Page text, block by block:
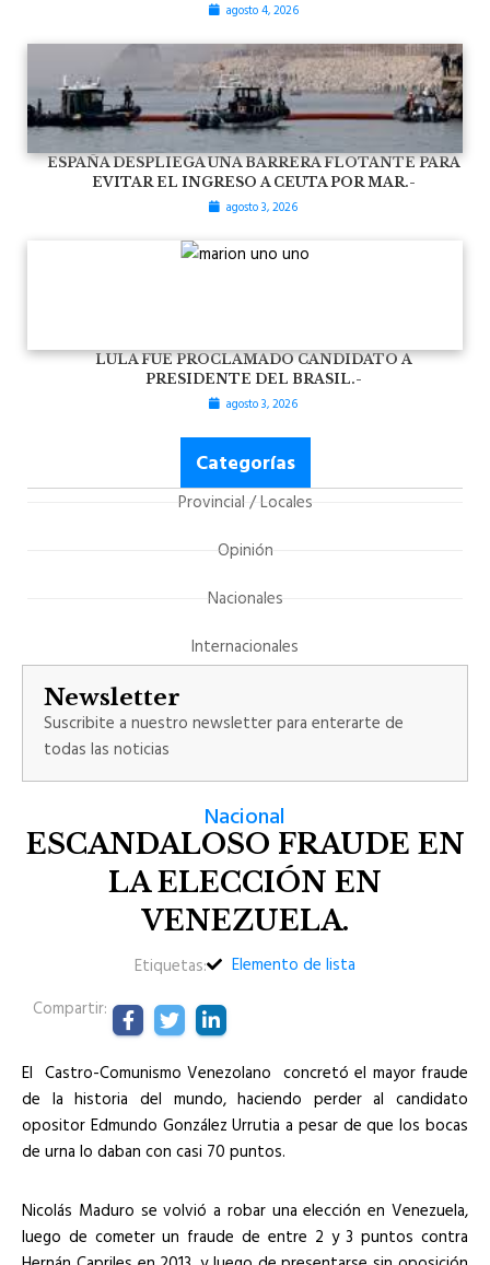
Nacional
ESCANDALOSO FRAUDE EN
LA ELECCIÓN EN
VENEZUELA.
Etiquetas:
Elemento de lista
Compartir:
El Castro-Comunismo Venezolano concretó el mayor fraude
de la historia del mundo, haciendo perder al candidato
opositor Edmundo González Urrutia a pesar de que los bocas
de urna lo daban con casi 70 puntos.
Nicolás Maduro se volvió a robar una elección en Venezuela,
luego de cometer un fraude de entre 2 y 3 puntos contra
agosto 4, 2026
ESPAÑA DESPLIEGA UNA BARRERA FLOTANTE PARA
EVITAR EL INGRESO A CEUTA POR MAR.-
agosto 3, 2026
LULA FUE PROCLAMADO CANDIDATO A
PRESIDENTE DEL BRASIL.-
agosto 3, 2026
Categorías
Provincial / Locales
Opinión
Nacionales
Internacionales
Newsletter
Suscribite a nuestro newsletter para enterarte de
todas las noticias